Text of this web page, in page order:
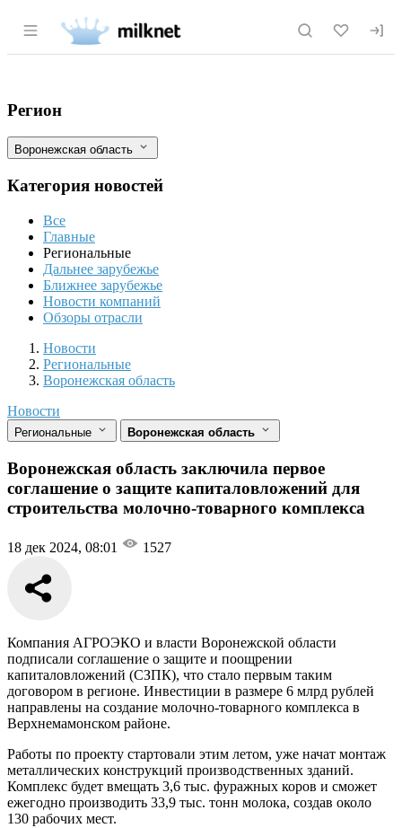
Раздел навигации по сайту milknet.ru
Воронежская область заключила
Фильтры
Регион
Воронежская область
Категория новостей
Все
Главные
Региональные
Дальнее зарубежье
Ближнее зарубежье
Новости компаний
Обзоры отрасли
Новости
Разделы
Новости
Региональные
Воронежская область
Новости
Региональные Воронежская область
Воронежская область заключила первое
соглашение о защите капиталовложений для
строительства молочно-товарного комплекса
18 дек 2024, 08:01 1527
Компания АГРОЭКО и власти Воронежской области
подписали соглашение о защите и поощрении
капиталовложений (СЗПК), что стало первым таким
договором в регионе. Инвестиции в размере 6 млрд рублей
направлены на создание молочно-товарного комплекса в
Верхнемамонском районе.
Работы по проекту стартовали этим летом, уже начат монтаж
металлических конструкций производственных зданий.
Комплекс будет вмещать 3,6 тыс. фуражных коров и сможет
ежегодно производить 33,9 тыс. тонн молока, создав около
130 рабочих мест.